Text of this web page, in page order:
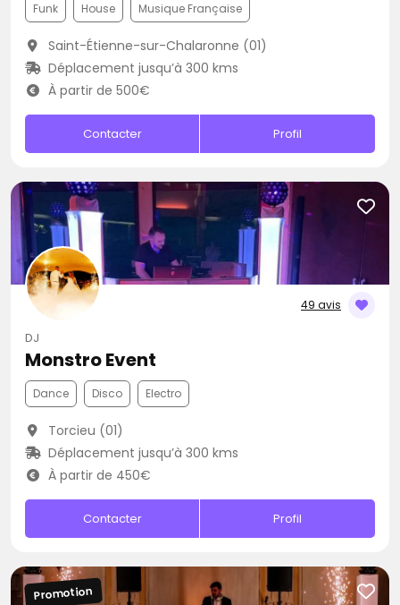
Funk House Musique Française
Saint-Étienne-sur-Chalaronne (01)
Déplacement jusqu’à 300 kms
À partir de 500€
Contacter Profil
49 avis
DJ
Monstro Event
Dance Disco Electro
Torcieu (01)
Déplacement jusqu’à 300 kms
À partir de 450€
Contacter Profil
Promotion